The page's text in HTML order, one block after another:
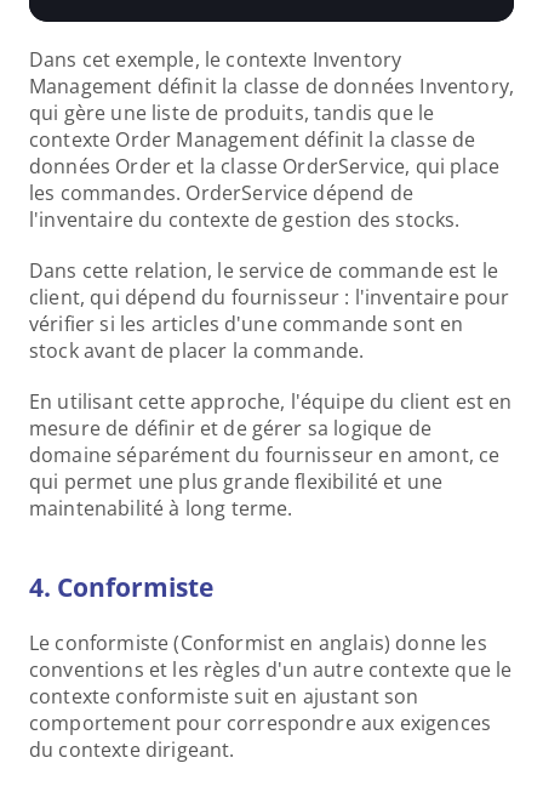
Dans cet exemple, le contexte Inventory
Management définit la classe de données Inventory,
qui gère une liste de produits, tandis que le
contexte Order Management définit la classe de
données Order et la classe OrderService, qui place
les commandes. OrderService dépend de
l'inventaire du contexte de gestion des stocks.
Dans cette relation, le service de commande est le
client, qui dépend du fournisseur : l'inventaire pour
vérifier si les articles d'une commande sont en
stock avant de placer la commande.
En utilisant cette approche, l'équipe du client est en
mesure de définir et de gérer sa logique de
domaine séparément du fournisseur en amont, ce
qui permet une plus grande flexibilité et une
maintenabilité à long terme.
4. Conformiste
Le conformiste (Conformist en anglais) donne les
conventions et les règles d'un autre contexte que le
contexte conformiste suit en ajustant son
comportement pour correspondre aux exigences
du contexte dirigeant.